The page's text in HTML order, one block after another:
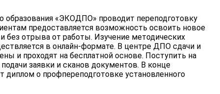
образования «ЭКОДПО» проводит переподготовку
предоставляется возможность освоить новое
без отрыва от работы. Изучение методических
в онлайн-формате. В центре ДПО сдачи и
и проходят на бесплатной основе. Поступить на
заявки и сканов документов. В конце
диплом о профпереподготовке установленного